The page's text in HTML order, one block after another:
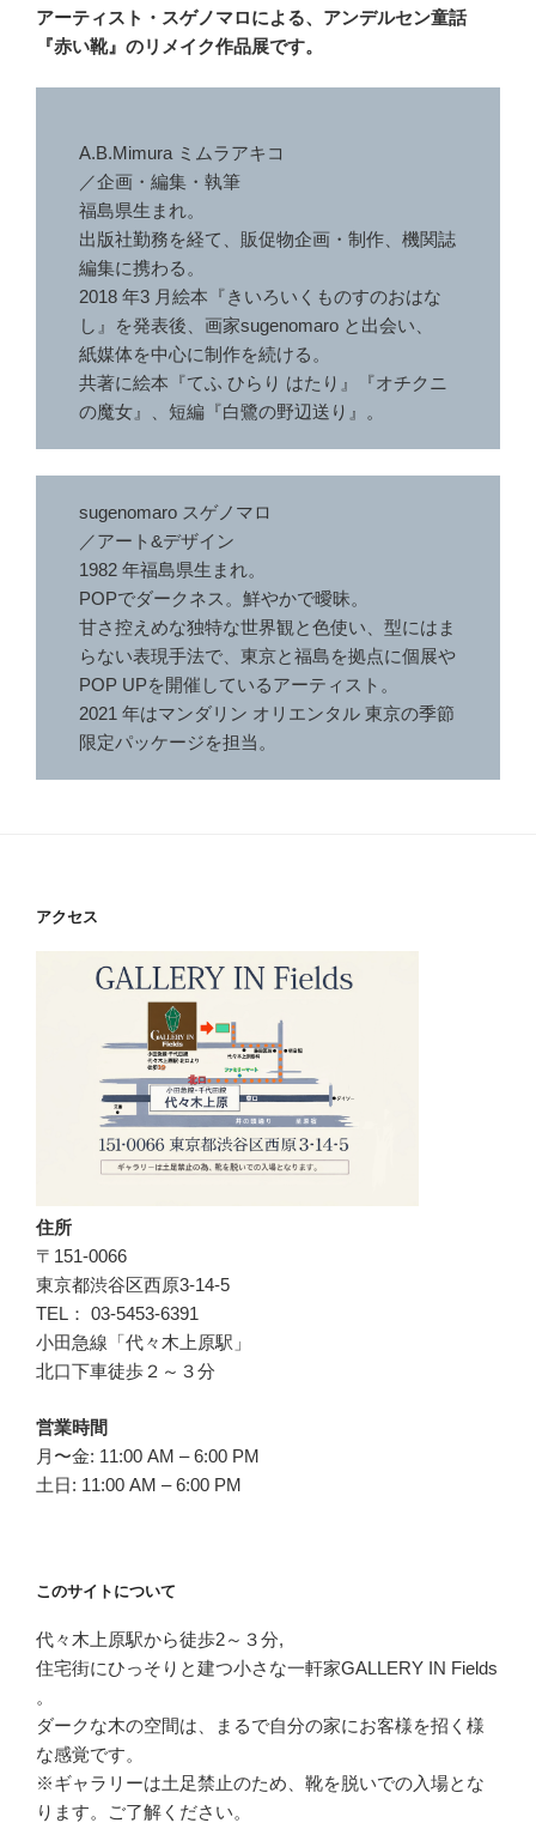
アーティスト・スゲノマロによる、アンデルセン童話
『赤い靴』のリメイク作品展です。
A.B.Mimura ミムラアキコ
／企画・編集・執筆
福島県生まれ。
出版社勤務を経て、販促物企画・制作、機関誌
編集に携わる。
2018 年3 月絵本『きいろいくものすのおはな
し』を発表後、画家sugenomaro と出会い、
紙媒体を中心に制作を続ける。
共著に絵本『てふ ひらり はたり』『オチクニ
の魔女』、短編『白鷺の野辺送り』。
sugenomaro スゲノマロ
／アート&デザイン
1982 年福島県生まれ。
POPでダークネス。鮮やかで曖昧。
甘さ控えめな独特な世界観と色使い、型にはま
らない表現手法で、東京と福島を拠点に個展や
POP UPを開催しているアーティスト。
2021 年はマンダリン オリエンタル 東京の季節
限定パッケージを担当。
アクセス
住所
〒151-0066
東京都渋谷区西原3-14-5
TEL： 03-5453-6391
小田急線「代々木上原駅」
北口下車徒歩２～３分
営業時間
月〜金: 11:00 AM – 6:00 PM
土日: 11:00 AM – 6:00 PM
このサイトについて
代々木上原駅から徒歩2～３分,
住宅街にひっそりと建つ小さな一軒家GALLERY IN Fields
。
ダークな木の空間は、まるで自分の家にお客様を招く様
な感覚です。
※ギャラリーは土足禁止のため、靴を脱いでの入場とな
ります。ご了解ください。